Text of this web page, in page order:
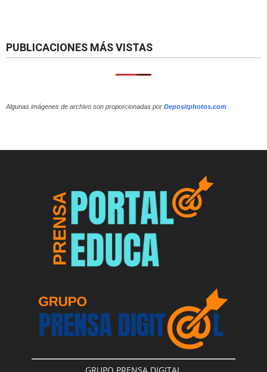
PUBLICACIONES MÁS VISTAS
Algunas imágenes de archivo son proporcionadas por Depositphotos.com